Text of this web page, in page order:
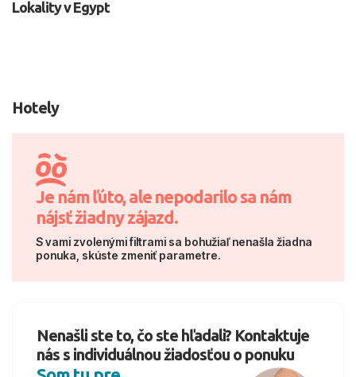
2 dospelí, 0 deti
Lokality v Egypt
Hotely
Je nám ľúto, ale nepodarilo sa nám
nájsť žiadny zájazd.
S vami zvolenými filtrami sa bohužiaľ nenašla žiadna
ponuka, skúste zmeniť parametre.
Nenašli ste to, čo ste hľadali? Kontaktuje
nás s individuálnou žiadosťou o ponuku